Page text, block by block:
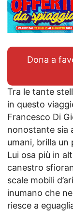
Dona a
Tra le tante
in questo
Francesco Di
nonostante sia
umani, brilla un
Lui osa più in
canestro
scale mobili
inumano che
riesce a